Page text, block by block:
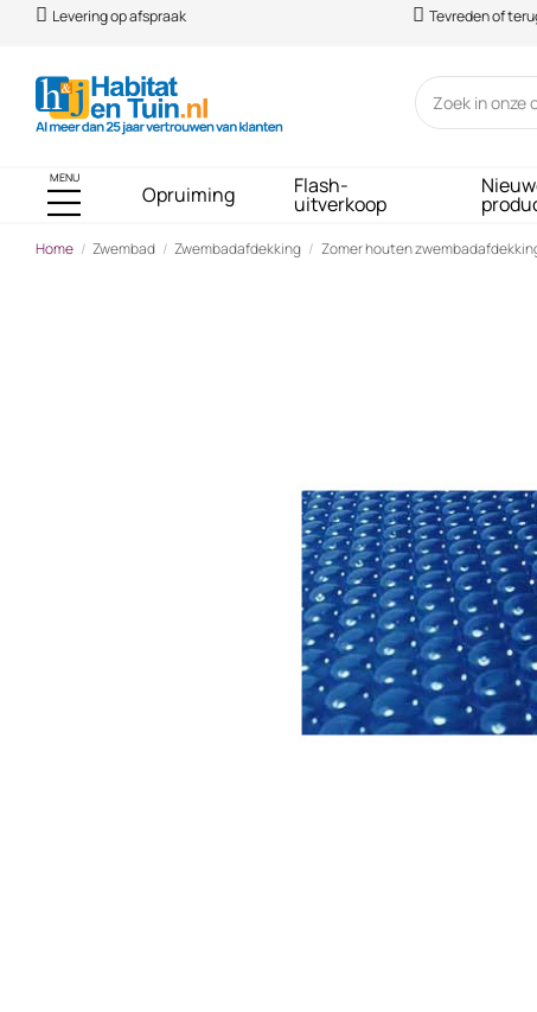
Levering op afspraak Tevreden of
MENU
Opruiming Flash-
uitverkoop
Home Zwembad Zwembadafdekking Zomer houten